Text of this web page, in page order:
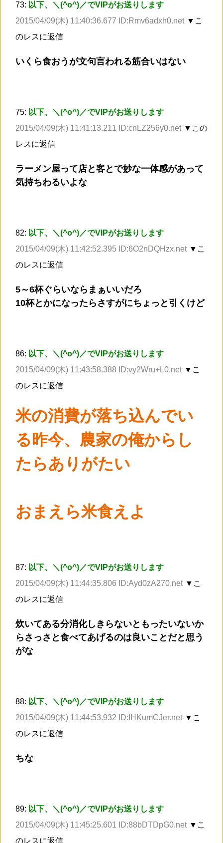
73: 以下、＼(^o^)／でVIPがお送りします
2015/04/09(木) 11:40:36.677 ID:Rmv6adxh0.net ▼こ
のレスに返信
いくら食おうが文句言われる筋合いはない
75: 以下、＼(^o^)／でVIPがお送りします
2015/04/09(木) 11:41:13.211 ID:cnLZ256y0.net ▼この
レスに返信
ラーメン屋って店と客とで妙な一体感があって
気持ちわるいよな
82: 以下、＼(^o^)／でVIPがお送りします
2015/04/09(木) 11:42:52.395 ID:6O2nDQHzx.net ▼こ
のレスに返信
5～6杯ぐらいならまぁいいだろ
10杯とかになったらさすがにちょっと引くけど
86: 以下、＼(^o^)／でVIPがお送りします
2015/04/09(木) 11:43:58.388 ID:vy2Wru+L0.net ▼こ
のレスに返信
米の消費が落ち込んでい
る昨今、農家の俺からし
たらありがたい
おまえら米食えよ
87: 以下、＼(^o^)／でVIPがお送りします
2015/04/09(木) 11:44:35.806 ID:Ayd0zA270.net ▼こ
のレスに返信
炊いてある分消化しきらないともったいないか
らさっさと食べてあげるのは良いことだと思う
がな
88: 以下、＼(^o^)／でVIPがお送りします
2015/04/09(木) 11:44:53.932 ID:IHKumCJer.net ▼こ
のレスに返信
ちな
89: 以下、＼(^o^)／でVIPがお送りします
2015/04/09(木) 11:45:25.601 ID:88bDTDpG0.net ▼こ
のレスに返信